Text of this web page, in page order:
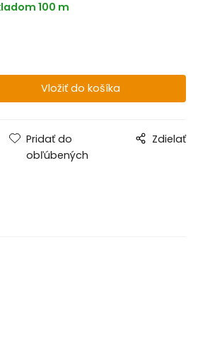
100 m
Pridať do
obľúbených
Zdielať